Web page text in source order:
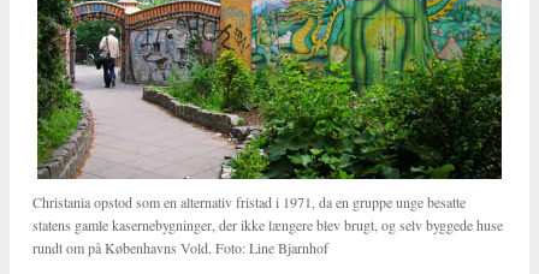
Christania opstod som en alternativ fristad i 1971, da en gruppe unge besatte
statens gamle kasernebygninger, der ikke længere blev brugt, og selv byggede huse
rundt om på Københavns Vold. Foto: Line Bjarnhof